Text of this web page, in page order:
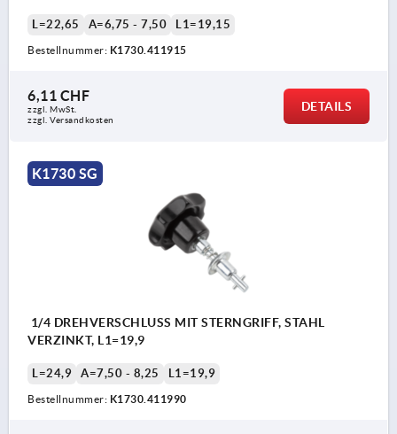
L=22,65 A=6,75 - 7,50 L1=19,15
Bestellnummer: K1730.411915
6,11 CHF
zzgl. MwSt.
zzgl. Versandkosten
DETAILS
K1730 SG
1/4 DREHVERSCHLUSS MIT STERNGRIFF, STAHL
VERZINKT, L1=19,9
L=24,9 A=7,50 - 8,25 L1=19,9
Bestellnummer: K1730.411990